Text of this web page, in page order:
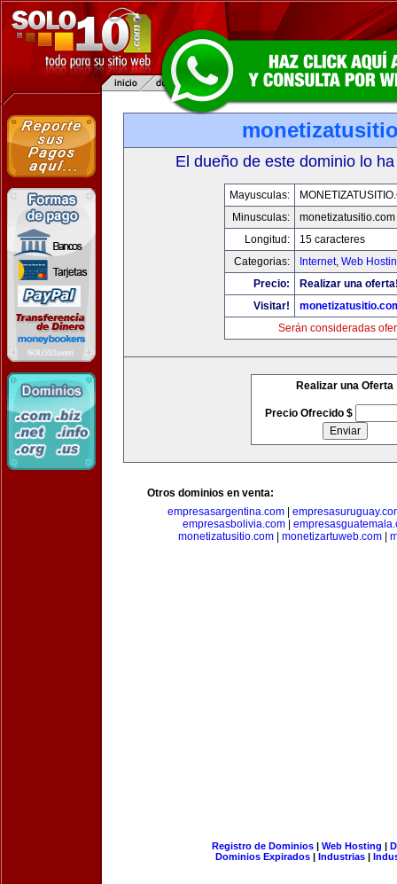
El dueño de este dominio lo
Mayusculas:
Minusculas:
monetizatusitio.com
Longitud:
15 caracteres
Categorias:
Internet, Web
Precio:
Realizar una
Visitar!
Serán consideradas
Realizar una Oferta
Precio Ofrecido $
Otros dominios en venta:
empresasargentina.com|
empresasbolivia.com
monetizatusitio.com
monetizartuweb.com
Registro de Dominios| Web Hosting |
Dominios Expirados | Industrias |